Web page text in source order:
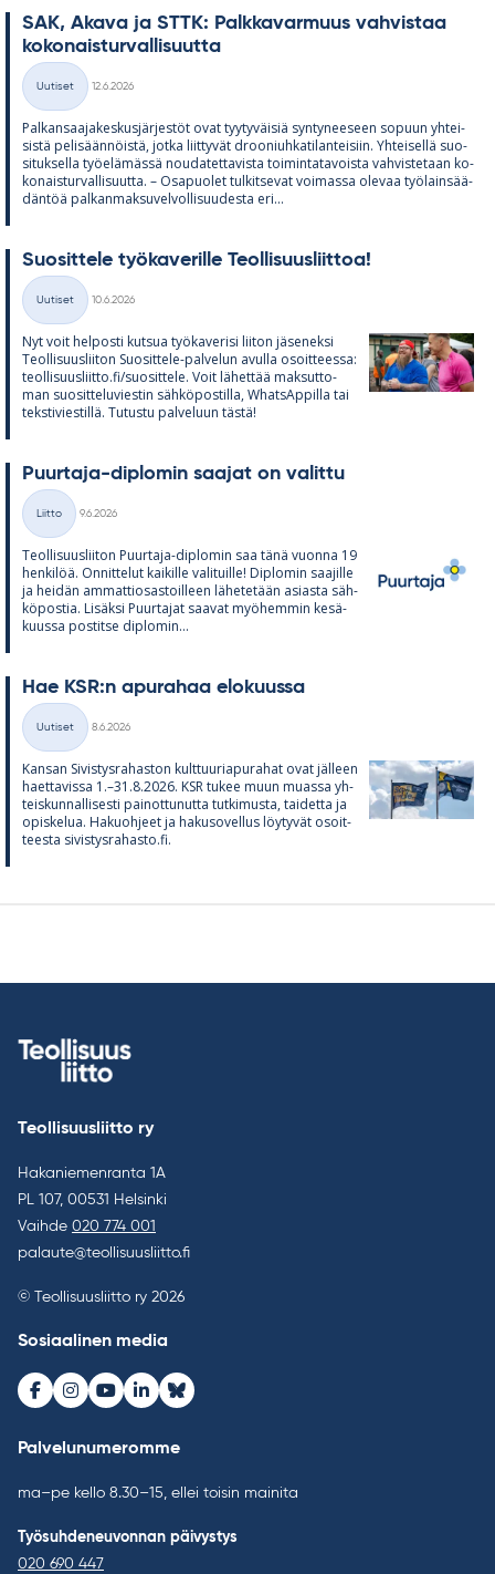
SAK, Akava ja STTK: Palk­ka­var­muus vah­vis­taa
ko­ko­nais­tur­val­li­suutta
Kategoriat
Uutiset
12.6.2026
Pal­kan­saa­ja­kes­kus­jär­jes­töt ovat tyy­ty­väi­siä syn­ty­nee­seen so­puun yh­tei­
sistä pe­li­sään­nöistä, jotka liit­ty­vät droo­niuh­ka­ti­lan­tei­siin. Yh­tei­sellä suo­
si­tuk­sella työ­elä­mässä nou­da­tet­ta­vista toi­min­ta­ta­voista vah­vis­te­taan ko­
ko­nais­tur­val­li­suutta. – Os­a­puo­let tul­kit­se­vat voi­massa ole­vaa työ­lain­sää­
dän­töä pal­kan­mak­su­vel­vol­li­suu­desta eri...
Suo­sit­tele työ­ka­ve­rille Teol­li­suus­liit­toa!
Kategoriat
Uutiset
10.6.2026
Nyt voit hel­posti kut­sua työ­ka­ve­risi lii­ton jä­se­neksi
Teol­li­suus­lii­ton Suo­sit­tele-pal­ve­lun avulla osoit­teessa:
teol­li­suus­liitto.fi/suo­sit­tele. Voit lä­het­tää mak­sut­to­
man suo­sit­te­lu­vies­tin säh­kö­pos­tilla, What­sAp­pilla tai
teks­ti­vies­tillä. Tu­tustu pal­ve­luun tästä!
Puur­taja-diplo­min saa­jat on va­littu
Kategoriat
Liitto
9.6.2026
Teol­li­suus­lii­ton Puur­taja-diplo­min saa tänä vuonna 19
hen­ki­löä. On­nit­te­lut kai­kille va­li­tuille! Diplo­min saa­jille
ja hei­dän am­mat­tio­sas­toil­leen lä­he­te­tään asiasta säh­
kö­pos­tia. Li­säksi Puur­ta­jat saa­vat myö­hem­min ke­sä­
kuussa pos­titse diplo­min...
Hae KSR:n apu­ra­haa elo­kuussa
Kategoriat
Uutiset
8.6.2026
Kan­san Si­vis­tys­ra­has­ton kult­tuu­ria­pu­ra­hat ovat jäl­leen
haet­ta­vissa 1.–31.8.2026. KSR tu­kee muun muassa yh­
teis­kun­nal­li­sesti pai­not­tu­nutta tut­ki­musta, tai­detta ja
opis­ke­lua. Ha­kuoh­jeet ja ha­kuso­vel­lus löy­ty­vät osoit­
teesta si­vis­tys­ra­hasto.fi.
Teollisuusliitto ry
Hakaniemenranta 1A
PL 107, 00531 Helsinki
Vaihde 020 774 001
palaute@teollisuusliitto.fi
© Teollisuusliitto ry 2026
Sosiaalinen media
Facebook
Instagram
Youtube
LinkedInBluesky
Palvelunumeromme
ma–pe kello 8.30–15, ellei toisin mainita
Työsuhdeneuvonnan päivystys
020 690 447